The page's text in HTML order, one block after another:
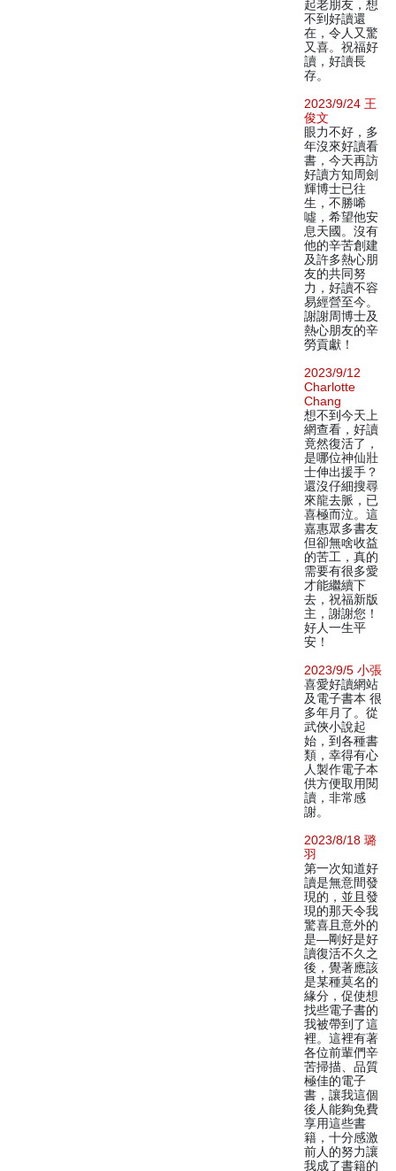
起老朋友，想
不到好讀還
在，令人又驚
又喜。祝福好
讀，好讀長
存。
2023/9/24 王
俊文
眼力不好，多
年沒來好讀看
書，今天再訪
好讀方知周劍
輝博士已往
生，不勝唏
噓，希望他安
息天國。沒有
他的辛苦創建
及許多熱心朋
友的共同努
力，好讀不容
易經營至今。
謝謝周博士及
熱心朋友的辛
勞貢獻！
2023/9/12
Charlotte
Chang
想不到今天上
網查看，好讀
竟然復活了，
是哪位神仙壯
士伸出援手？
還沒仔細搜尋
來龍去脈，已
喜極而泣。這
嘉惠眾多書友
但卻無啥收益
的苦工，真的
需要有很多愛
才能繼續下
去，祝福新版
主，謝謝您！
好人一生平
安！
2023/9/5 小張
喜愛好讀網站
及電子書本 很
多年月了。從
武俠小說起
始，到各種書
類，幸得有心
人製作電子本
供方便取用閱
讀，非常感
謝。
2023/8/18 璐
羽
第一次知道好
讀是無意間發
現的，並且發
現的那天令我
驚喜且意外的
是—剛好是好
讀復活不久之
後，覺著應該
是某種莫名的
緣分，促使想
找些電子書的
我被帶到了這
裡。這裡有著
各位前輩們辛
苦掃描、品質
極佳的電子
書，讓我這個
後人能夠免費
享用這些書
籍，十分感激
前人的努力讓
我成了書籍的